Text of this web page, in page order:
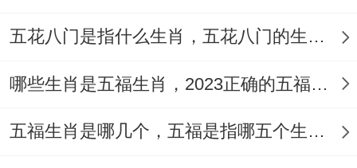
还行加强两个人的感情况味...
更进一步说还需考虑共同爱好也行位两个人
带来更多的焦点~增强沟通还有理解的机
五花八门是指什么生肖，五花八门的生肖究竟是谁？
哪些生肖是五福生肖，2023正确的五福生肖是哪5位
五福生肖是哪几个，五福是指哪五个生肖动物